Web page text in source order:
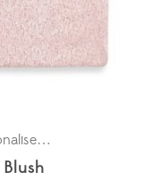
badcapes